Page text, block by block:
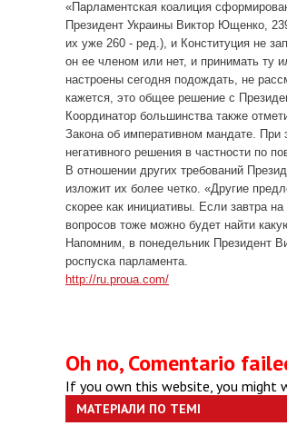
«Парламентская коалиция
Президент Украины Виктор Ющенко,
их уже 260 - ред.), и Конституция не
он ее членом или нет, и принимать ту
настроены сегодня подождать, не
кажется, это общее решение с
Координатор большинства также
Закона об императивном мандате. При
негативного решения в частности по
В отношении других требований
изложит их более четко. «Другие
скорее как инициативы. Если завтра
вопросов тоже можно будет найти
Напомним, в понедельник Президент
роспуска парламента.
http://ru.proua.com/
Oh no, Comentario
If you own this website, you
МАТЕРІАЛИ ПО ТЕМІ